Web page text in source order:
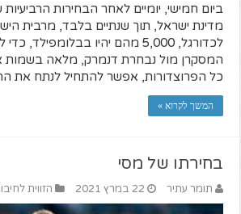
ביום חמישי, יומיים לאחר הבחירות
מדינת ישראל, תוך שנתיים בלבד, מרבית
לכדורגל, 5,000 מהם יהיו
המסקרן מול נבחרת דנמרק, מלאה בשמות
כל הפרוצדורות, אפשר להתחיל לנתח את
המשך לקרוא »
בחירתו של מסי
תומר עתיר 22 במרץ 2021 הזווית